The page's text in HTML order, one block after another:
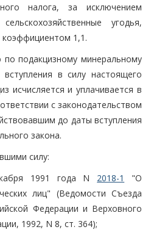
налога, за исключением
угодья,
коэффициентом 1,1.
подакцизному минеральному
в силу настоящего
исчисляется и уплачивается в
с законодательством
до даты вступления
закона.
силу:
1991 года N 2018-1
"О
лиц" (Ведомости Съезда
Федерации и Верховного
1992, N 8, ст. 364);